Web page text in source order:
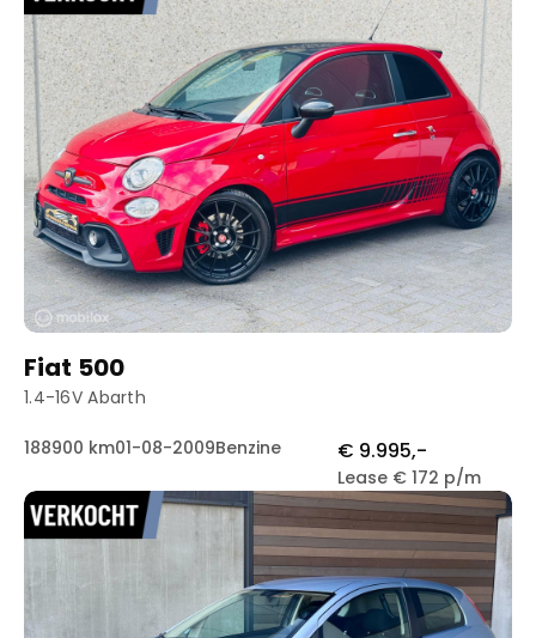
Fiat 500
1.4-16V Abarth
188900 km01-08-2009Benzine € 9.995,-
Lease € 172 p/m